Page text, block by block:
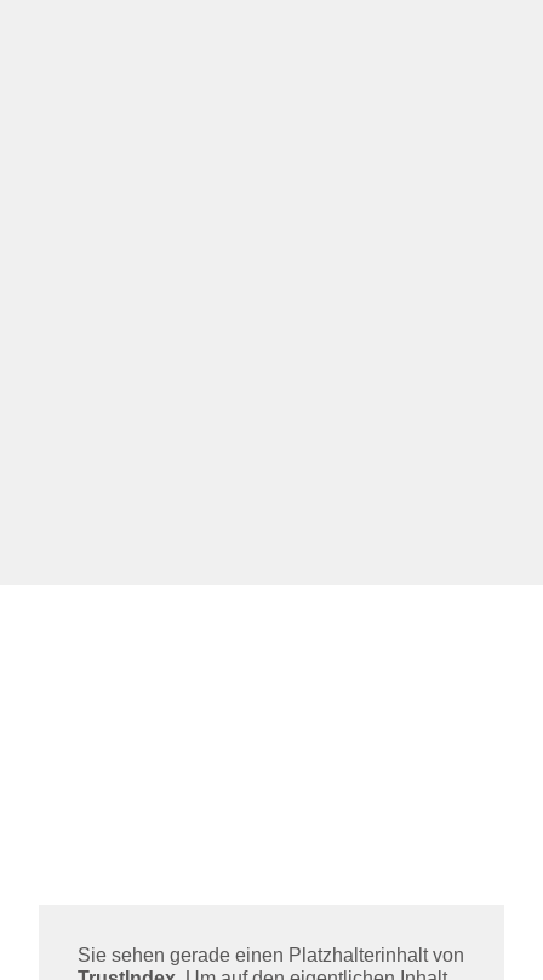
Sie sehen gerade einen Platzhalterinhalt von